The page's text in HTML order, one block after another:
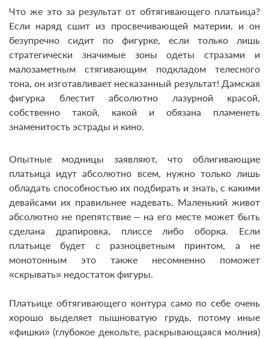
Что же это за результат от обтягивающего платьица?
Если наряд сшит из просвечивающей материи, и он
безупречно сидит по фигурке, если только лишь
стратегически значимые зоны одеты стразами и
малозаметным стягивающим подкладом телесного
тона, он изготавливает несказанный результат! Дамская
фигурка блестит абсолютно лазурной красой,
собственно такой, какой и обязана пламенеть
знаменитость эстрады и кино.
Опытные модницы заявляют, что облигивающие
платьица идут абсолютно всем, нужно только лишь
обладать способностью их подбирать и знать, с какими
девайсами их правильнее надевать. Маленький живот
абсолютно не препятствие – на его месте может быть
сделана драпировка, плиссе либо оборка. Если
платьице будет с разноцветным принтом, а не
монотонным это также несомненно поможет
«скрывать» недостаток фигуры.
Платьице обтягивающего контура само по себе очень
хорошо выделяет пышноватую грудь, потому иные
«фишки» (глубокое декольте, раскрывающаяся молния)